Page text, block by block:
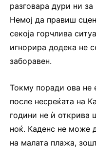
разговара дури ни
Немој да правиш
секоја горчлива
игнорира додека не
заборавен.
Токму поради ова не
после несреќата на
години не ѝ открива
ноќ. Каденс не може
на малата плажа,